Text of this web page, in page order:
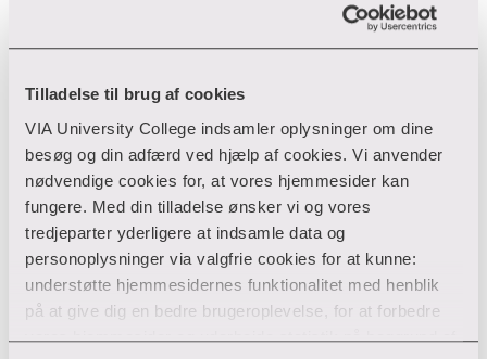
Tilladelse til brug af cookies
VIA University College indsamler oplysninger om dine
besøg og din adfærd ved hjælp af cookies. Vi anvender
nødvendige cookies for, at vores hjemmesider kan
fungere. Med din tilladelse ønsker vi og vores
tredjeparter yderligere at indsamle data og
personoplysninger via valgfrie cookies for at kunne:
understøtte hjemmesidernes funktionalitet med henblik
på at give dig en bedre brugeroplevelse, for at forbedre
vores hjemmesider og udarbejde statistik på baggrund af
Filter
Ryd filtre
Din søgning gav desværre ikke noget resultat
Giv ikke op endnu!